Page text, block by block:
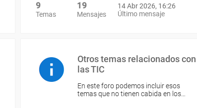
9
Temas
19
Mensajes
14 Abr 2026, 16:26
Último mensaje
Otros temas relacionados con
las TIC
En este foro podemos incluir esos
temas que no tienen cabida en los…